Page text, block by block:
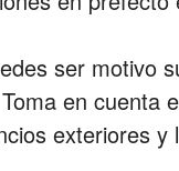
ser motivo
en cuenta
exteriores y